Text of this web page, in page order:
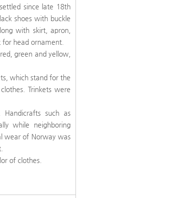
since late 18th
shoes with buckle
with skirt, apron,
head ornament.
green and yellow,
which stand for the
Trinkets were
such as
while neighboring
wear of Norway was
of clothes.